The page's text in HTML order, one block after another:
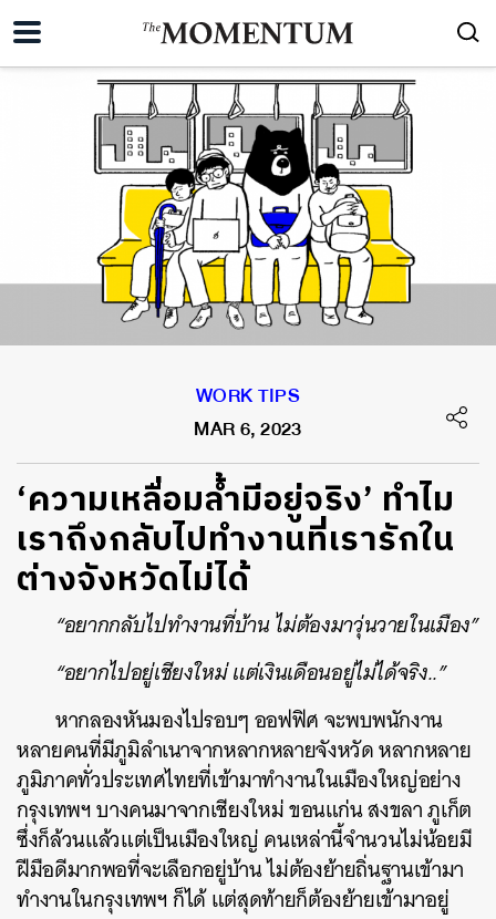
WORK TIPS
MAR 6, 2023
‘ความเหลื่อมล้ำมีอยู่จริง’ ทำไม
เราถึงกลับไปทำงานที่เรารักใน
ต่างจังหวัดไม่ได้
“อยากกลับไปทำงานที่บ้าน ไม่ต้องมาวุ่นวายในเมือง”
“อยากไปอยู่เชียงใหม่ แต่เงินเดือนอยู่ไม่ได้จริง..”
หากลองหันมองไปรอบๆ ออฟฟิศ จะพบพนักงาน
หลายคนที่มีภูมิลำเนาจากหลากหลายจังหวัด หลากหลาย
ภูมิภาคทั่วประเทศไทยที่เข้ามาทำงานในเมืองใหญ่อย่าง
กรุงเทพฯ บางคนมาจากเชียงใหม่ ขอนแก่น สงขลา ภูเก็ต
ซึ่งก็ล้วนแล้วแต่เป็นเมืองใหญ่ คนเหล่านี้จำนวนไม่น้อยมี
ฝีมือดีมากพอที่จะเลือกอยู่บ้าน ไม่ต้องย้ายถิ่นฐานเข้ามา
ทำงานในกรุงเทพฯ ก็ได้ แต่สุดท้ายก็ต้องย้ายเข้ามาอยู่